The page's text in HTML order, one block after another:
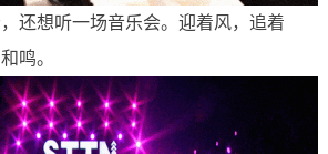
想听一场音乐会。迎着风，追着
鸣。